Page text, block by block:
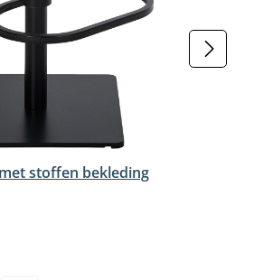
stoffen bekleding
niet beschikbaar.)